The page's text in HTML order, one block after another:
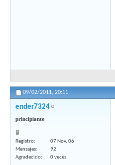
09/02/2011, 20:11
ender7324
principiante
Registro
07 Nov, 06
Mensajes
92
Agradecido
0 veces